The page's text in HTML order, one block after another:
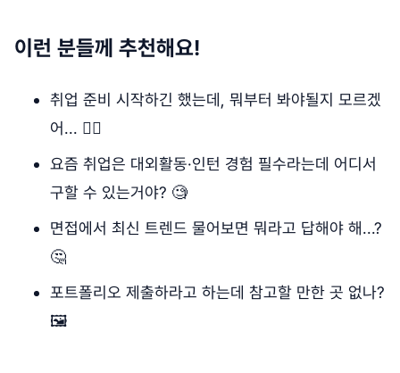
이런 분들께 추천해요!
취업 준비 시작하긴 했는데, 뭐부터 봐야될지 모르겠
어... 😮‍💨
요즘 취업은 대외활동·인턴 경험 필수라는데 어디서
구할 수 있는거야? 🧐
면접에서 최신 트렌드 물어보면 뭐라고 답해야 해...?
🤔
포트폴리오 제출하라고 하는데 참고할 만한 곳 없나?
🖼️